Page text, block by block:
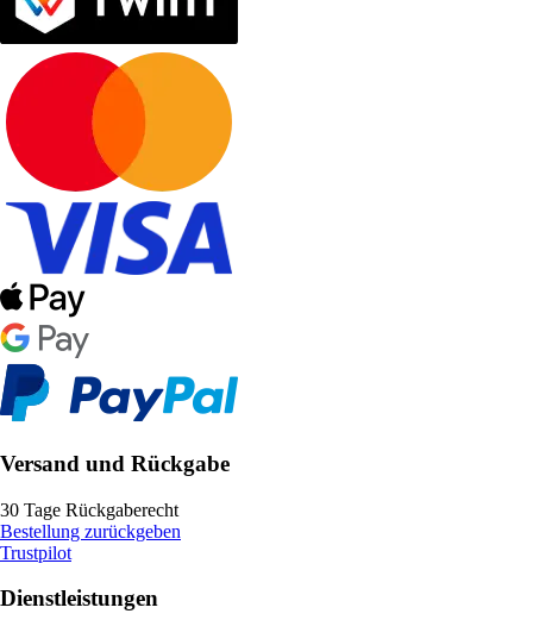
Versand und Rückgabe
30 Tage Rückgaberecht
Bestellung zurückgeben
Trustpilot
Dienstleistungen